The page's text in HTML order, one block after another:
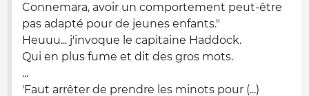
Connemara, avoir un comportement peut-être
pas adapté pour de jeunes enfants."
Heuuu... j'invoque le capitaine Haddock.
Qui en plus fume et dit des gros mots.
...
'Faut arrêter de prendre les minots pour (...)